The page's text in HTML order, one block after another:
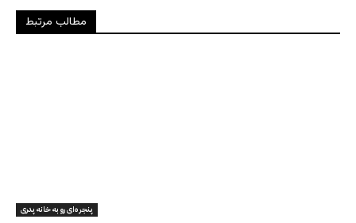
مطالب مرتبط
پنجره‌ای رو به خانه پدری